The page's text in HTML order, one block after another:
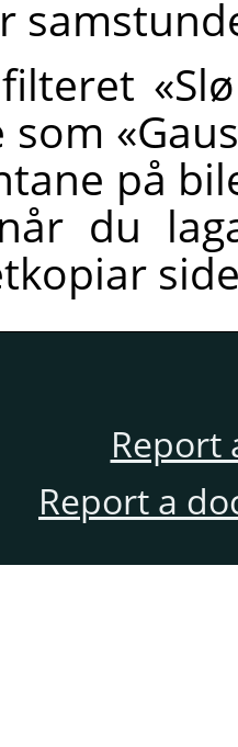
som
på
du
Report
Report a